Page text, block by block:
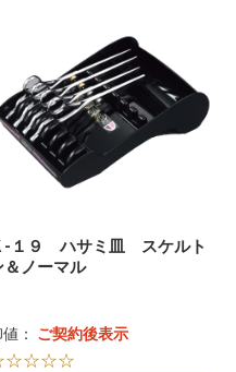
-１９ ハサミ皿 スケルト
＆ノーマル
： ご契約後表示